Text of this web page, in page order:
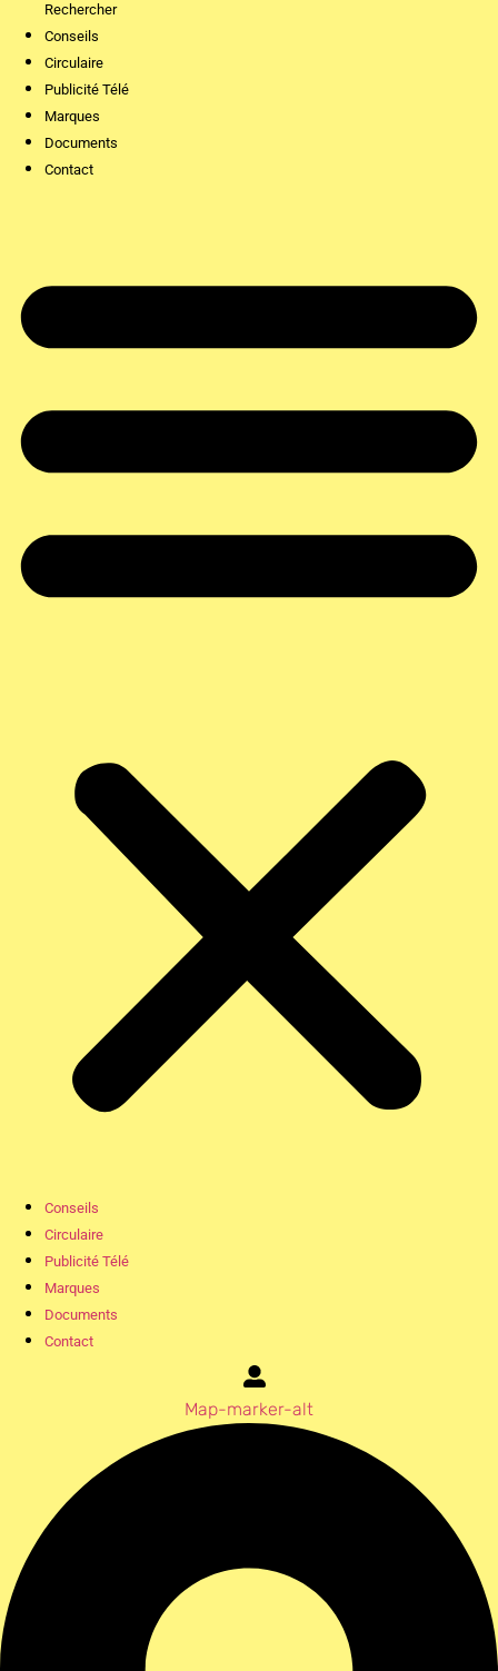
Rechercher
Conseils
Circulaire
Publicité Télé
Marques
Documents
Contact
Conseils
Circulaire
Publicité Télé
Marques
Documents
Contact
Map-marker-alt